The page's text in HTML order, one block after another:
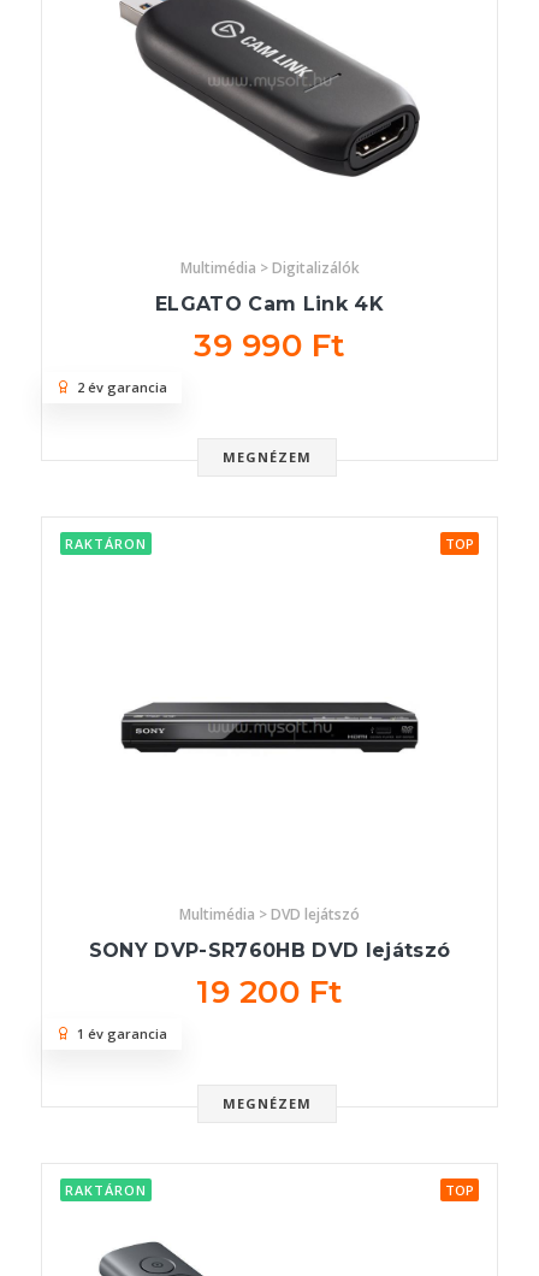
Multimédia > Digitalizálók
ELGATO Cam Link 4K
39 990 Ft
MEGNÉZEM
2 év garancia
RAKTÁRON TOP
Multimédia > DVD lejátszó
SONY DVP-SR760HB DVD lejátszó
19 200 Ft
MEGNÉZEM
1 év garancia
RAKTÁRON TOP